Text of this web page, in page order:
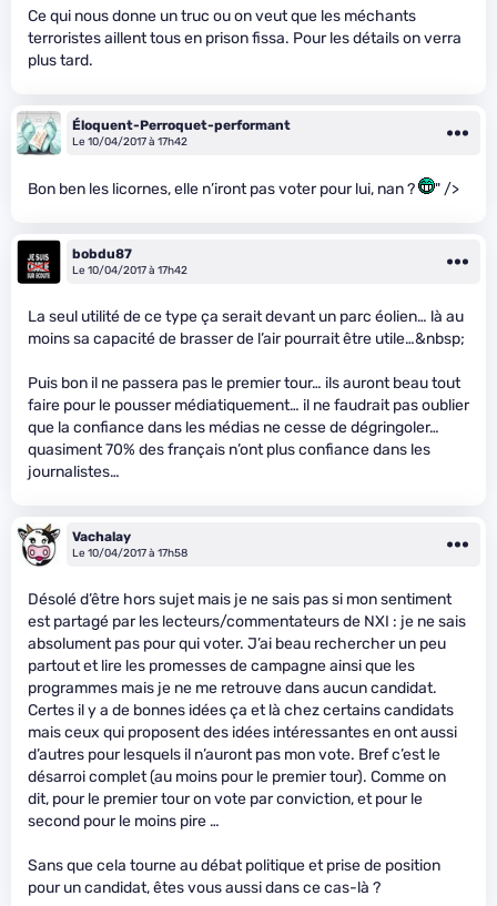
Ce qui nous donne un truc ou on veut que les méchants
terroristes aillent tous en prison fissa. Pour les détails on verra
plus tard.
Éloquent-Perroquet-performant
Le 10/04/2017 à 17h42
Bon ben les licornes, elle n’iront pas voter pour lui, nan ? " />
bobdu87
Le 10/04/2017 à 17h42
La seul utilité de ce type ça serait devant un parc éolien… là au
moins sa capacité de brasser de l’air pourrait être utile…&nbsp;
Puis bon il ne passera pas le premier tour… ils auront beau tout
faire pour le pousser médiatiquement… il ne faudrait pas oublier
que la confiance dans les médias ne cesse de dégringoler…
quasiment 70% des français n’ont plus confiance dans les
journalistes…
Vachalay
Le 10/04/2017 à 17h58
Désolé d’être hors sujet mais je ne sais pas si mon sentiment
est partagé par les lecteurs/commentateurs de NXI : je ne sais
absolument pas pour qui voter. J’ai beau rechercher un peu
partout et lire les promesses de campagne ainsi que les
programmes mais je ne me retrouve dans aucun candidat.
Certes il y a de bonnes idées ça et là chez certains candidats
mais ceux qui proposent des idées intéressantes en ont aussi
d’autres pour lesquels il n’auront pas mon vote. Bref c’est le
désarroi complet (au moins pour le premier tour). Comme on
dit, pour le premier tour on vote par conviction, et pour le
second pour le moins pire …
Sans que cela tourne au débat politique et prise de position
pour un candidat, êtes vous aussi dans ce cas-là ?